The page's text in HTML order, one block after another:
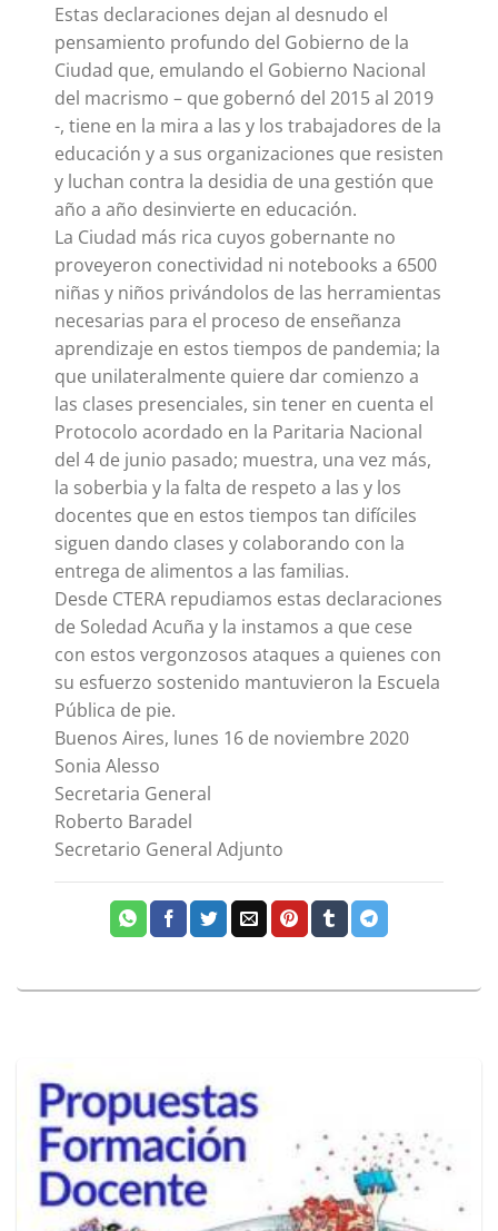
Estas declaraciones dejan al desnudo el
pensamiento profundo del Gobierno de la
Ciudad que, emulando el Gobierno Nacional
del macrismo – que gobernó del 2015 al 2019
-, tiene en la mira a las y los trabajadores de la
educación y a sus organizaciones que resisten
y luchan contra la desidia de una gestión que
año a año desinvierte en educación.
La Ciudad más rica cuyos gobernante no
proveyeron conectividad ni notebooks a 6500
niñas y niños privándolos de las herramientas
necesarias para el proceso de enseñanza
aprendizaje en estos tiempos de pandemia; la
que unilateralmente quiere dar comienzo a
las clases presenciales, sin tener en cuenta el
Protocolo acordado en la Paritaria Nacional
del 4 de junio pasado; muestra, una vez más,
la soberbia y la falta de respeto a las y los
docentes que en estos tiempos tan difíciles
siguen dando clases y colaborando con la
entrega de alimentos a las familias.
Desde CTERA repudiamos estas declaraciones
de Soledad Acuña y la instamos a que cese
con estos vergonzosos ataques a quienes con
su esfuerzo sostenido mantuvieron la Escuela
Pública de pie.
Buenos Aires, lunes 16 de noviembre 2020
Sonia Alesso
Secretaria General
Roberto Baradel
Secretario General Adjunto